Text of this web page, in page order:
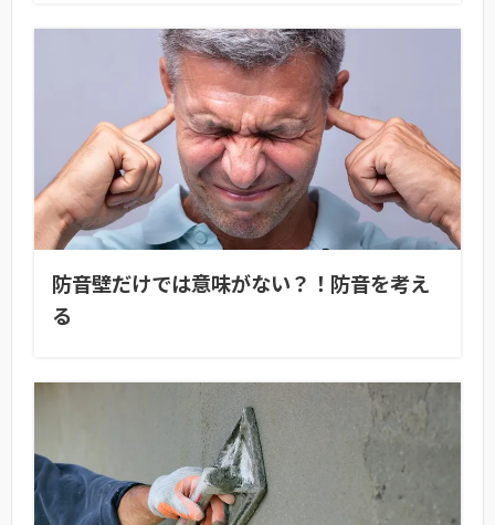
防音壁だけでは意味がない？！防音を考え
る